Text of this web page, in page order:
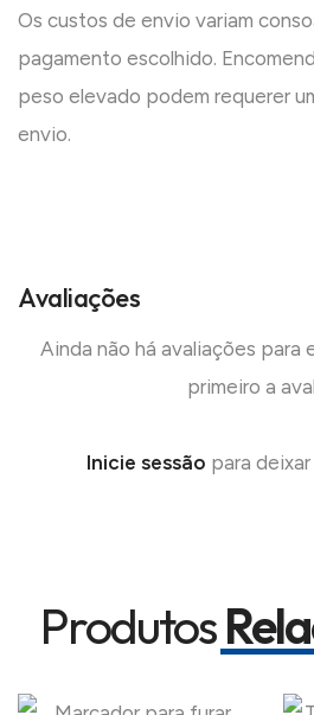
Os custos de envio variam
pagamento escolhido.
peso elevado podem requerer
envio.
Avaliações
Ainda não há avaliações para
primeiro a
Inicie sessão para
Produtos